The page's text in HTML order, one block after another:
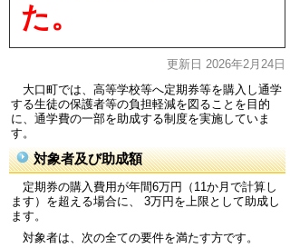
た。
更新日 2026年2月24日
大口町では、高等学校等へ定期券等を購入し通学
する生徒の保護者等の負担軽減を図ることを目的
に、通学費の一部を助成する制度を実施していま
す。
対象者及び助成額
定期券の購入費用が年間6万円（11か月で計算し
ます）を超える場合に、 3万円を上限として助成し
ます。
対象者は、次の全ての要件を満たす方です。